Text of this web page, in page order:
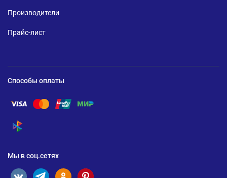
Производители
Прайс-лист
Способы оплаты
Помощь по оплате Visa
Помощь по оплате Mastercard
Помощь по оплате UnionPay
Помощь по оплате Мир
Помощь по оплате СБП
Мы в соц.сетях